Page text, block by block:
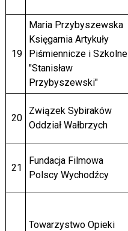
19
Maria Przybyszewska
Księgarnia Artykuły
Piśmiennicze i Szkolne
"Stanisław
Przybyszewski"
20
Związek Sybiraków
Oddział Wałbrzych
21
Fundacja Filmowa
Polscy Wychodźcy
Towarzystwo Opieki